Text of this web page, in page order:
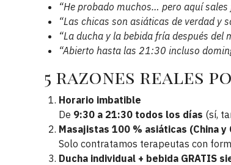
“He probado muchos… pero aquí sales
“Las chicas son asiáticas de verdad y
“La ducha y la bebida fría después del
“Abierto hasta las 21:30 incluso
5 razones reales
Horario imbatible
De 9:30 a 21:30 todos los días (sí,
Masajistas 100 % asiáticas (China y
Solo contratamos terapeutas con
Ducha individual + bebida GRATIS